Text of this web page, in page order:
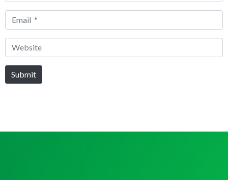
Email
Website
Submit